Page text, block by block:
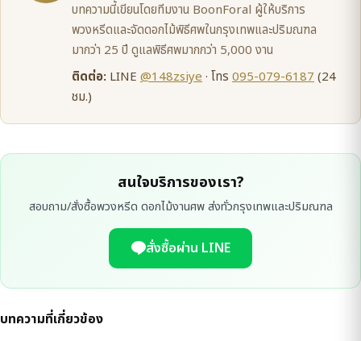
บทความนี้เขียนโดยทีมงาน BoonForal ผู้ให้บริการ
พวงหรีดและจัดดอกไม้พิธีศพในกรุงเทพและปริมณฑล
มากว่า 25 ปี ดูแลพิธีศพมากกว่า 5,000 งาน
ติดต่อ: LINE @148zsiye· โทร 095-079-6187(24
ชม.)
สนใจบริการของเรา?
สอบถาม/สั่งซื้อพวงหรีด ดอกไม้งานศพ ส่งทั่วกรุงเทพและปริมณฑล
สั่งซื้อผ่าน LINE
บทความที่เกี่ยวข้อง